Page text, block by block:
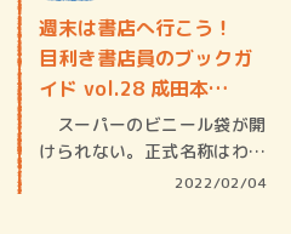
週末は書店へ行こう！
目利き書店員のブックガ
イド vol.28 成田本…
スーパーのビニール袋が開
けられない。正式名称はわか
2022/02/04